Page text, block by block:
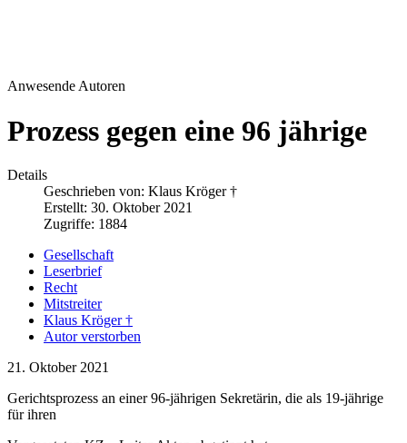
Anwesende Autoren
Prozess gegen eine 96 jährige
Details
Geschrieben von: Klaus Kröger †
Erstellt: 30. Oktober 2021
Zugriffe: 1884
Gesellschaft
Leserbrief
Recht
Mitstreiter
Klaus Kröger †
Autor verstorben
21. Oktober 2021
Gerichtsprozess an einer 96-jährigen Sekretärin, die als 19-jährige
für ihren